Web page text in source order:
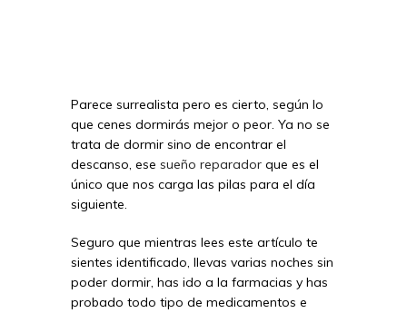
Parece surrealista pero es cierto, según lo
que cenes dormirás mejor o peor. Ya no se
trata de dormir sino de encontrar el
descanso, ese sueño reparadorque es el
único que nos carga las pilas para el día
siguiente.
Seguro que mientras lees este artículo te
sientes identificado, llevas varias noches sin
poder dormir, has ido a la farmacias y has
probado todo tipo de medicamentos e